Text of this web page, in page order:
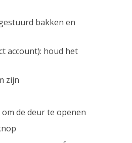
bakken en
account): houd het
zijn
de deur te openen